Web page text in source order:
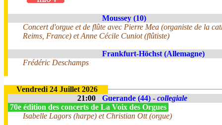
Moussey (10)
Concert d'orgue et de flûte avec Pierre Mea (organiste de la
Reims, France) et Anne Cécile Cuniot (flûtiste)
Frankfurt-Höchst (Allemagne)
Frédéric Deschamps
Vendredi 24 Juillet 2026
21:00
Guerande (44) - collegiale
70e édition des concerts de La Voix des Orgues
Isabelle Lagors (harpe) et Christian Ott (orgue)